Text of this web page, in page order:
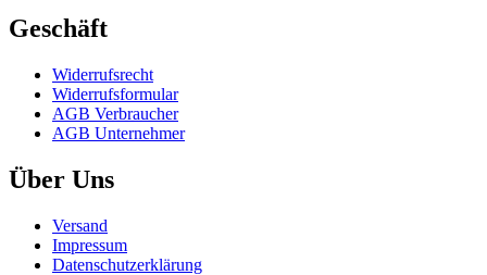
Geschäft
Widerrufs­recht
Widerrufs­formular
AGB Verbraucher
AGB Unternehmer
Über Uns
Versand
Impressum
Daten­schutz­erklärung